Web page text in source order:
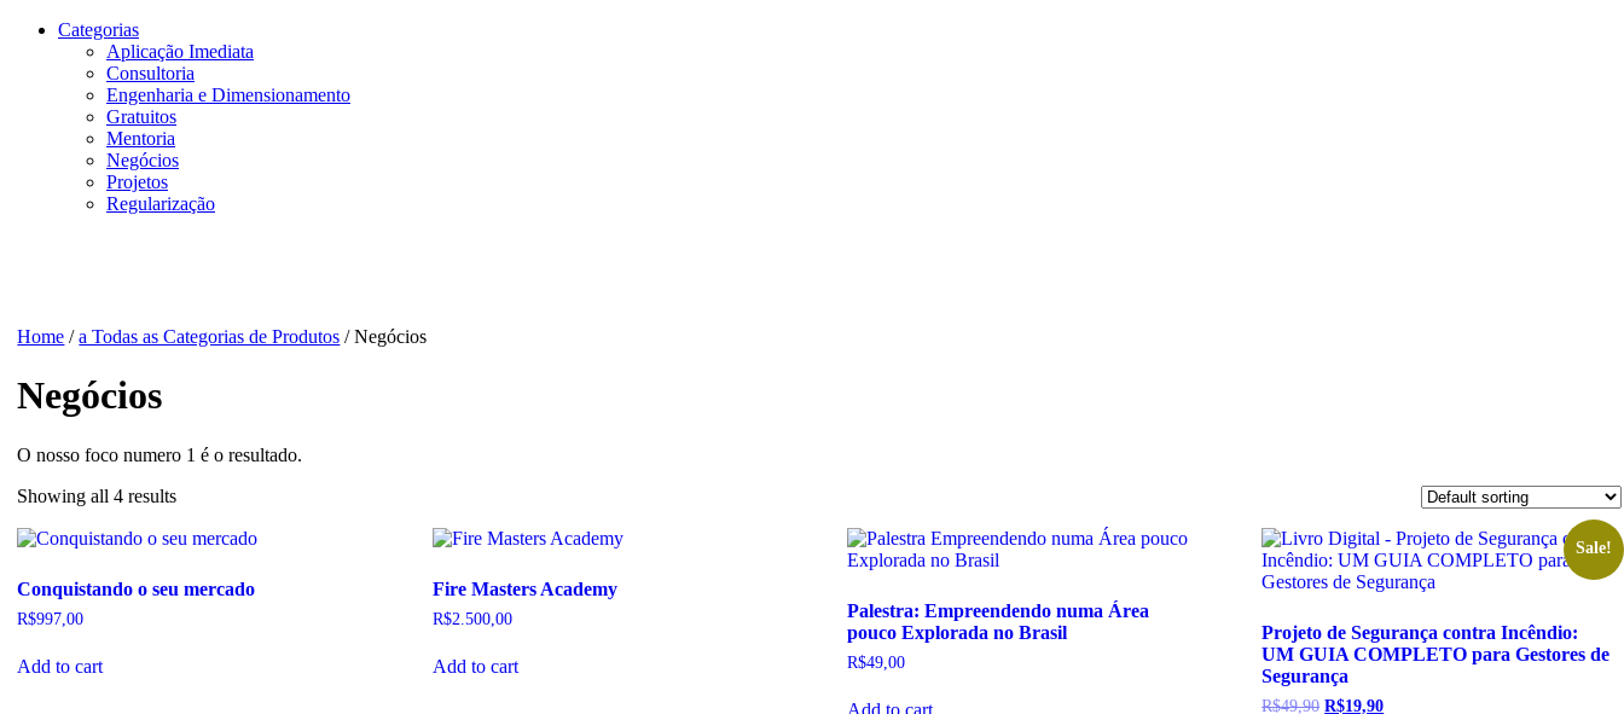
Categorias
Aplicação Imediata
Consultoria
Engenharia e Dimensionamento
Gratuitos
Mentoria
Negócios
Projetos
Regularização
Home /a Todas as Categorias de Produtos / Negócios
Negócios
O nosso foco numero 1 é o resultado.
Showing all 4 results
Conquistando o seu mercado
R$997,00
Add to cart
Fire Masters Academy
R$2.500,00
Add to cart
Palestra: Empreendendo numa Área
pouco Explorada no Brasil
R$49,00
Sale!
Projeto de Segurança contra Incêndio:
UM GUIA COMPLETO para Gestores de
Segurança
R$49,90 Original
R$19,90Current